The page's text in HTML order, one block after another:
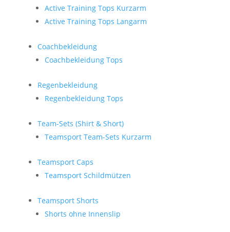
Active Training Tops Kurzarm
Active Training Tops Langarm
Coachbekleidung
Coachbekleidung Tops
Regenbekleidung
Regenbekleidung Tops
Team-Sets (Shirt & Short)
Teamsport Team-Sets Kurzarm
Teamsport Caps
Teamsport Schildmützen
Teamsport Shorts
Shorts ohne Innenslip